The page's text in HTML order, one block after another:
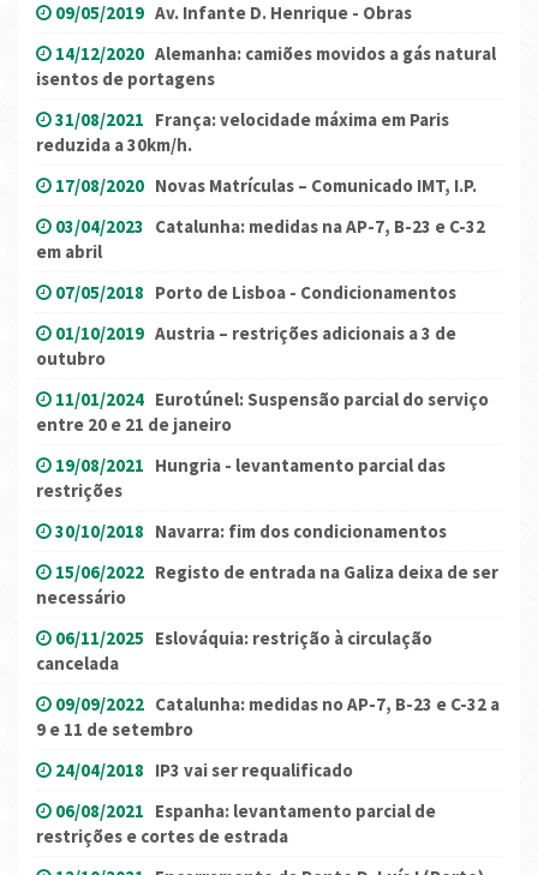
09/05/2019 Av. Infante D. Henrique - Obras
14/12/2020 Alemanha: camiões movidos a gás natural
isentos de portagens
31/08/2021 França: velocidade máxima em Paris
reduzida a 30km/h.
17/08/2020 Novas Matrículas – Comunicado IMT, I.P.
03/04/2023 Catalunha: medidas na AP-7, B-23 e C-32
em abril
07/05/2018 Porto de Lisboa - Condicionamentos
01/10/2019 Austria – restrições adicionais a 3 de
outubro
11/01/2024 Eurotúnel: Suspensão parcial do serviço
entre 20 e 21 de janeiro
19/08/2021 Hungria - levantamento parcial das
restrições
30/10/2018 Navarra: fim dos condicionamentos
15/06/2022 Registo de entrada na Galiza deixa de ser
necessário
06/11/2025 Eslováquia: restrição à circulação
cancelada
09/09/2022 Catalunha: medidas no AP-7, B-23 e C-32 a
9 e 11 de setembro
24/04/2018 IP3 vai ser requalificado
06/08/2021 Espanha: levantamento parcial de
restrições e cortes de estrada